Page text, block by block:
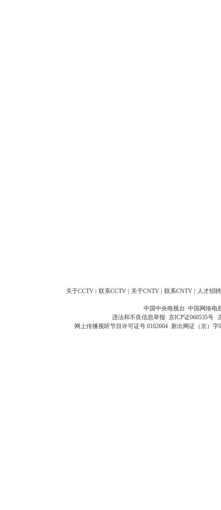
关于CCTV 联系CCTV 关于CNTV 联系CNTV 人才招聘
中国中央电视台 中国网络电
违法和不良信息举报 京ICP证060535号
网上传播视听节目许可证号 0102004 新出网证（京）